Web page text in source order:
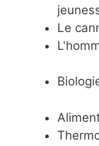
Le